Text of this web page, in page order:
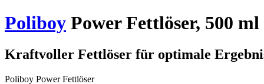
Poliboy Power Fettlöser, 500 ml
Kraftvoller Fettlöser für optimale
Poliboy Power Fettlöser